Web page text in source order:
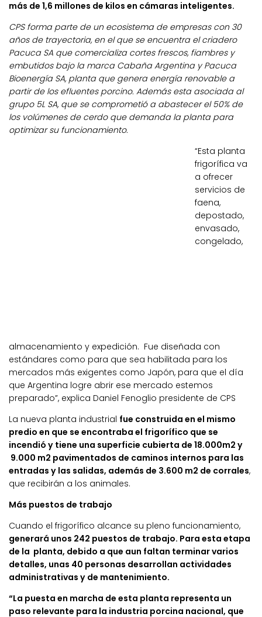
más de 1,6 millones de kilos en cámaras inteligentes.
CPS forma parte de un ecosistema de empresas con 30
años de trayectoria, en el que se encuentra el criadero
Pacuca SA que comercializa cortes frescos, fiambres y
embutidos bajo la marca Cabaña Argentina y Pacuca
Bioenergía SA, planta que genera energía renovable a
partir de los efluentes porcino. Además esta asociada al
grupo 5L SA, que se comprometió a abastecer el 50% de
los volúmenes de cerdo que demanda la planta para
optimizar su funcionamiento.
“Esta planta
frigorífica va
a ofrecer
servicios de
faena,
depostado,
envasado,
congelado,
almacenamiento y expedición. Fue diseñada con
estándares como para que sea habilitada para los
mercados más exigentes como Japón, para que el día
que Argentina logre abrir ese mercado estemos
preparado”, explica Daniel Fenoglio presidente de CPS
La nueva planta industrial fue construida en el mismo
predio en que se encontraba el frigorífico que se
incendió y tiene una superficie cubierta de 18.000m2 y
9.000 m2 pavimentados de caminos internos para las
entradas y las salidas, además de 3.600 m2 de corrales,
que recibirán a los animales.
Más puestos de trabajo
Cuando el frigorífico alcance su pleno funcionamiento,
generará unos 242 puestos de trabajo. Para esta etapa
de la planta, debido a que aun faltan terminar varios
detalles, unas 40 personas desarrollan actividades
administrativas y de mantenimiento.
“La puesta en marcha de esta planta representa un
paso relevante para la industria porcina nacional, que